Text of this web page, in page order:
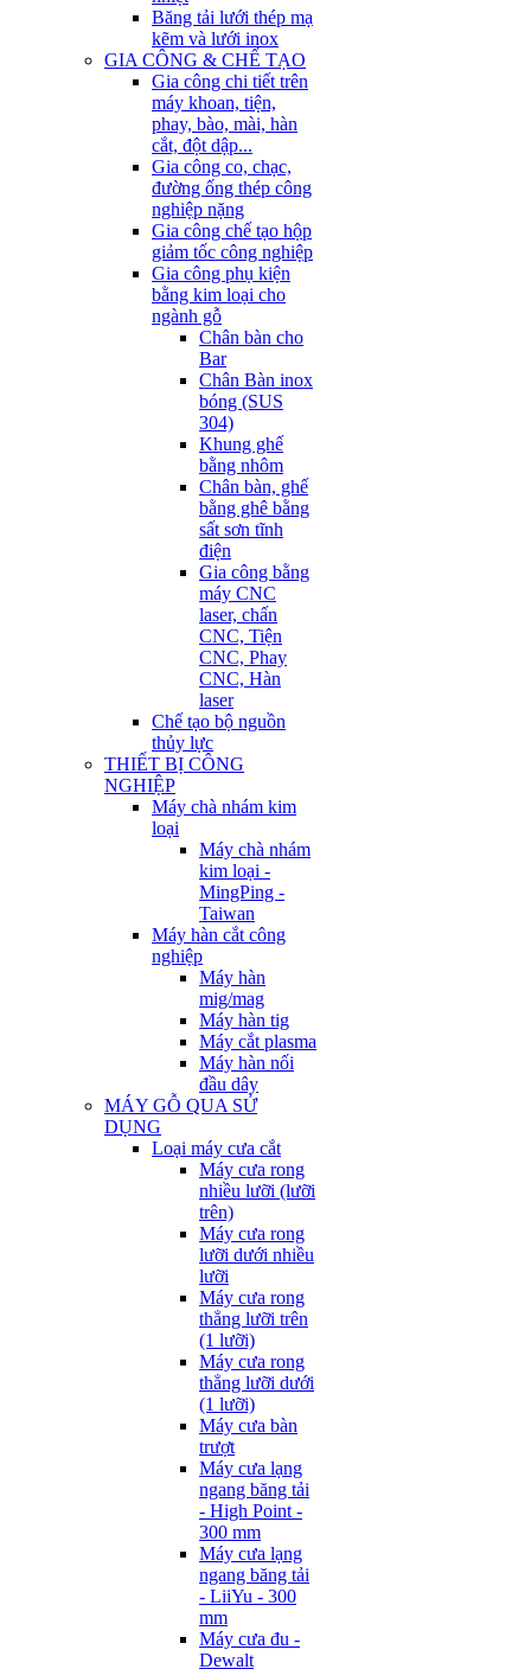
Băng tải lưới thép mạ
kẽm và lưới inox
GIA CÔNG & CHẾ TẠO
Gia công chi tiết trên
máy khoan, tiện,
phay, bào, mài, hàn
cắt, đột dập...
Gia công co, chạc,
đường ống thép công
nghiệp nặng
Gia công chế tạo hộp
giảm tốc công nghiệp
Gia công phụ kiện
bằng kim loại cho
ngành gỗ
Chân bàn cho
Bar
Chân Bàn inox
bóng (SUS
304)
Khung ghế
bằng nhôm
Chân bàn, ghế
bằng ghê bằng
sất sơn tĩnh
điện
Gia công bằng
máy CNC
laser, chấn
CNC, Tiện
CNC, Phay
CNC, Hàn
laser
Chế tạo bộ nguồn
thủy lực
THIẾT BỊ CÔNG
NGHIỆP
Máy chà nhám kim
loại
Máy chà nhám
kim loại -
MingPing -
Taiwan
Máy hàn cắt công
nghiệp
Máy hàn
mig/mag
Máy hàn tig
Máy cắt plasma
Máy hàn nối
đầu dây
MÁY GỖ QUA SỬ
DỤNG
Loại máy cưa cắt
Máy cưa rong
nhiều lưỡi (lưỡi
trên)
Máy cưa rong
lưỡi dưới nhiều
lưỡi
Máy cưa rong
thẳng lưỡi trên
(1 lưỡi)
Máy cưa rong
thẳng lưỡi dưới
(1 lưỡi)
Máy cưa bàn
trượt
Máy cưa lạng
ngang băng tải
- High Point -
300 mm
Máy cưa lạng
ngang băng tải
- LiiYu - 300
mm
Máy cưa đu -
Dewalt